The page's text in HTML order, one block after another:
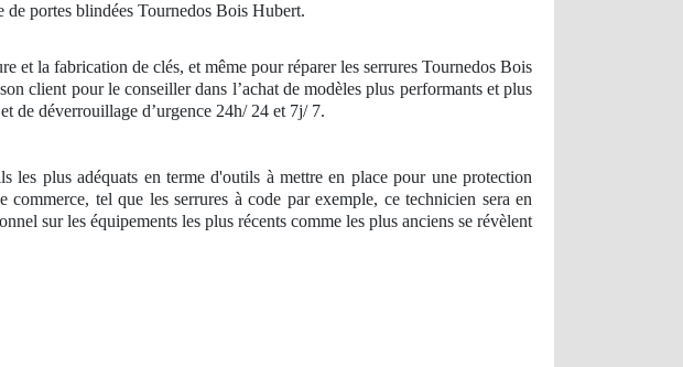
de portes blindées Tournedos Bois Hubert.
et la fabrication de clés, et même pour réparer les serrures Tournedos Bois
client pour le conseiller dans l’achat de modèles plus performants et plus
de déverrouillage d’urgence 24h/ 24 et 7j/ 7.
les plus adéquats en terme d'outils à mettre en place pour une protection
tel que les serrures à code par exemple, ce technicien sera en
sur les équipements les plus récents comme les plus anciens se révèlent